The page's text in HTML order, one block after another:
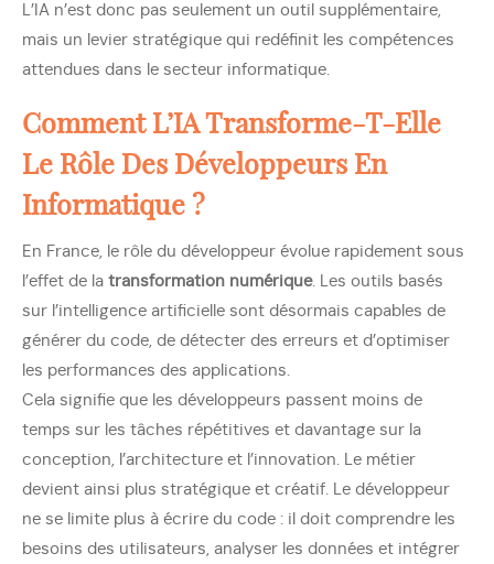
L’IA n’est donc pas seulement un outil supplémentaire,
mais un levier stratégique qui redéfinit les compétences
attendues dans le secteur informatique.
Comment L’IA Transforme-T-Elle
Le Rôle Des Développeurs En
Informatique ?
En France, le rôle du développeur évolue rapidement sous
l’effet de la transformation numérique. Les outils basés
sur l’intelligence artificielle sont désormais capables de
générer du code, de détecter des erreurs et d’optimiser
les performances des applications.
Cela signifie que les développeurs passent moins de
temps sur les tâches répétitives et davantage sur la
conception, l’architecture et l’innovation. Le métier
devient ainsi plus stratégique et créatif. Le développeur
ne se limite plus à écrire du code : il doit comprendre les
besoins des utilisateurs, analyser les données et intégrer